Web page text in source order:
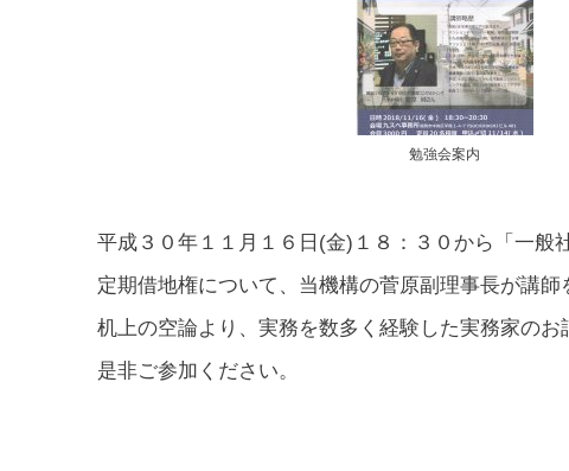
勉強会案内
平成３０年１１月１６日(金)１８：３０から「一般
定期借地権について、当機構の菅原副理事長が講師
机上の空論より、実務を数多く経験した実務家のお
是非ご参加ください。